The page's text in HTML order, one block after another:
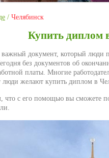
/ Челябинск
Купить диплом
документ, который люди
без документов об
платы. Многие
желают купить диплом в
что с его помощью вы сможете